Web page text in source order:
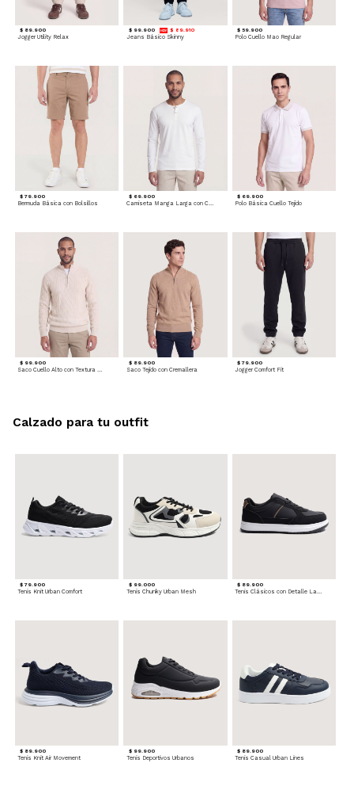
$ 89.900
Jogger Utility Relax
$ 99.900 $ 89.910
Jeans Básico Skinny
$ 59.900
Polo Cuello Mao Regular
$ 79.900
Bermuda Básica con Bolsillos
$ 69.900
Camiseta Manga Larga con Cuello Henley
$ 69.900
Polo Básica Cuello Tejido
$ 99.900
Saco Cuello Alto con Textura Trenzada
$ 89.900
Saco Tejido con Cremallera
$ 79.900
Jogger Comfort Fit
$ 79.900
Tenis Knit Urban Comfort
$ 99.000
Tenis Chunky Urban Mesh
$ 89.900
Tenis Clásicos con Detalle Lateral
$ 89.900
Tenis Knit Air Movement
$ 99.900
Tenis Deportivos Urbanos
$ 89.900
Tenis Casual Urban Lines
Calzado para tu outfit